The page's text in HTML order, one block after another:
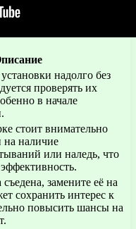
надолго без
проверять их
в начале
стоит внимательно
на наличие
или наледь, что
замените её на
сохранить интерес к
повысить шансы на